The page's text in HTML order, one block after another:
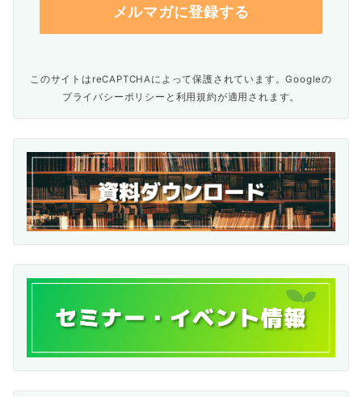
このサイトはreCAPTCHAによって保護されています。Googleの
プライバシーポリシー と 利用規約が適用されます。